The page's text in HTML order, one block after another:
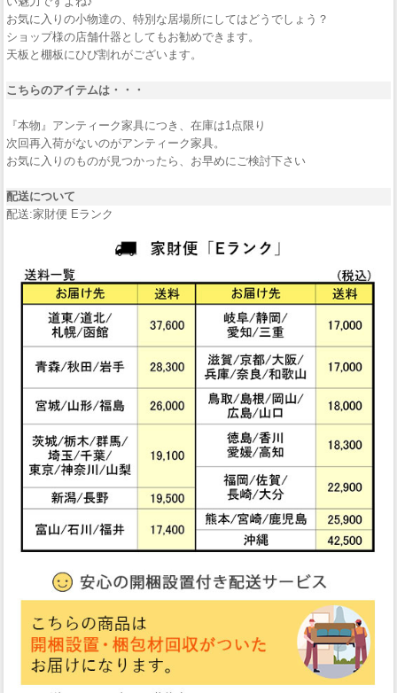
お気に入りの小物達の、特別な居場所にしてはどうでしょう？
ショップ様の店舗什器としてもお勧めできます。
天板と棚板にひび割れがございます。
こちらのアイテムは・・・
『本物』アンティーク家具につき、在庫は1点限り
次回再入荷がないのがアンティーク家具。
お気に入りのものが見つかったら、お早めにご検討下さい
配送について
配送:家財便 Eランク